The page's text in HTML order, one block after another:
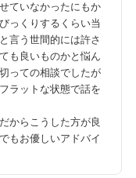
ていなかったにもか
っくりするくらい当
言う世間的には許さ
も良いものかと悩ん
っての相談でしたが
ラットな状態で話を
からこうした方が良
もお優しいアドバイ